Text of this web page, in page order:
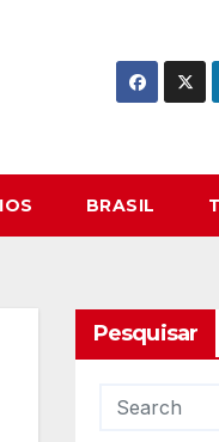
BRASIL
Pesquisar